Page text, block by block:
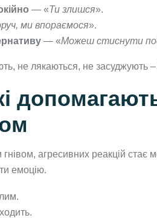
— «Ти злишся».
ми впораємося».
— «Можеш стиснути
не лякаються, не засуджують
агресивних реакцій стає
емоцію.